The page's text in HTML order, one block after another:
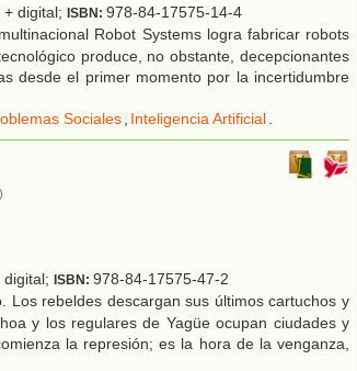
digital; ISBN: 978-84-17575-14-4
Robot Systems logra fabricar robots
produce, no obstante, decepcionantes
desde el primer momento por la incertidumbre
Sociales, Inteligencia Artificial.
digital; ISBN: 978-84-17575-47-2
Los rebeldes descargan sus últimos cartuchos y
y los regulares de Yagüe ocupan ciudades y
la represión; es la hora de la venganza,